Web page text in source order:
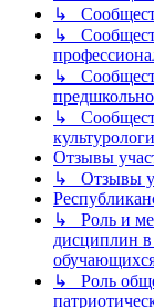
↳
↳
↳
↳
культурологи
Отзывы
↳ Отзывы
↳ Роль и
дисциплин в
↳ Роль